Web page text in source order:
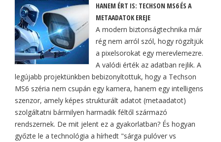
HANEM ÉRT IS: TECHSON MS6 ÉS A
METAADATOK EREJE
A modern biztonságtechnika már
rég nem arról szól, hogy rögzítjük
a pixelsorokat egy merevlemezre.
A valódi érték az adatban rejlik. A
legújabb projektünkben bebizonyítottuk, hogy a Techson
MS6 széria nem csupán egy kamera, hanem egy intelligens
szenzor, amely képes strukturált adatot (metaadatot)
szolgáltatni bármilyen harmadik féltől származó
rendszernek. De mit jelent ez a gyakorlatban? És hogyan
győzte le a technológia a hírhedt "sárga pulóver vs